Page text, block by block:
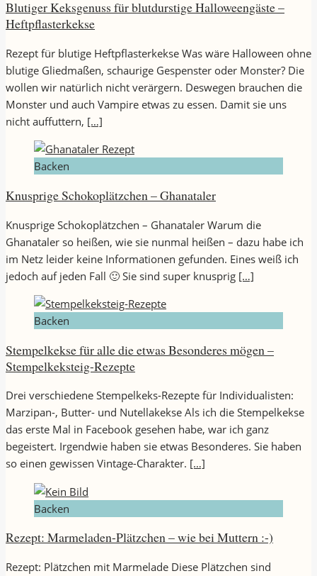
Blutiger Keksgenuss für blutdurstige Halloweengäste –
Heftpflasterkekse
Rezept für blutige Heftpflasterkekse Was wäre Halloween ohne
blutige Gliedmaßen, schaurige Gespenster oder Monster? Die
wollen wir natürlich nicht verärgern. Deswegen brauchen die
Monster und auch Vampire etwas zu essen. Damit sie uns
nicht auffuttern, […]
Backen
Knusprige Schokoplätzchen – Ghanataler
Knusprige Schokoplätzchen – Ghanataler Warum die
Ghanataler so heißen, wie sie nunmal heißen – dazu habe ich
im Netz leider keine Informationen gefunden. Eines weiß ich
jedoch auf jeden Fall 🙂 Sie sind super knusprig […]
Backen
Stempelkekse für alle die etwas Besonderes mögen –
Stempelkeksteig-Rezepte
Drei verschiedene Stempelkeks-Rezepte für Individualisten:
Marzipan-, Butter- und Nutellakekse Als ich die Stempelkekse
das erste Mal in Facebook gesehen habe, war ich ganz
begeistert. Irgendwie haben sie etwas Besonderes. Sie haben
so einen gewissen Vintage-Charakter. […]
Backen
Rezept: Marmeladen-Plätzchen – wie bei Muttern :-)
Rezept: Plätzchen mit Marmelade Diese Plätzchen sind